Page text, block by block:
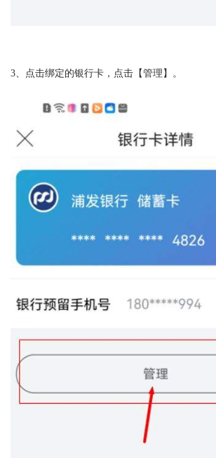
3、点击绑定的银行卡，点击【管理】。